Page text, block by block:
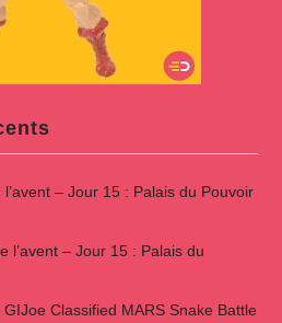
– Jour 15 : Palais du Pouvoir
l’avent – Jour 15 : Palais du
Classified MARS Snake Battle